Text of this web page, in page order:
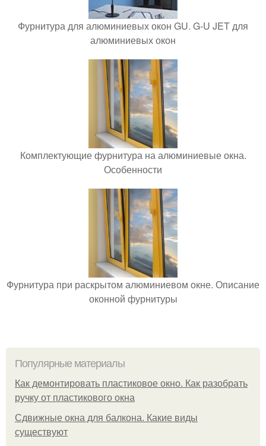
Фурнитура для алюминиевых окон GU. G-U JET для
алюминиевых окон
Комплектующие фурнитура на алюминиевые окна.
Особенности
Фурнитура при раскрытом алюминиевом окне. Описание
оконной фурнитуры
Популярные материалы
Как демонтировать пластиковое окно. Как разобрать
ручку от пластикового окна
Сдвижные окна для балкона. Какие виды
существуют